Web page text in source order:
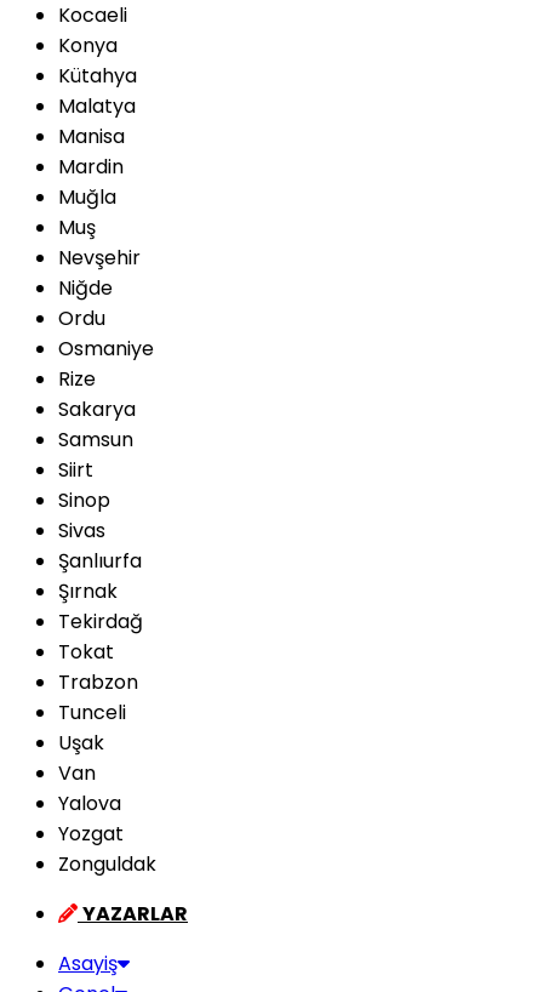
Kocaeli
Konya
Kütahya
Malatya
Manisa
Mardin
Muğla
Muş
Nevşehir
Niğde
Ordu
Osmaniye
Rize
Sakarya
Samsun
Siirt
Sinop
Sivas
Şanlıurfa
Şırnak
Tekirdağ
Tokat
Trabzon
Tunceli
Uşak
Van
Yalova
Yozgat
Zonguldak
YAZARLAR
Asayiş